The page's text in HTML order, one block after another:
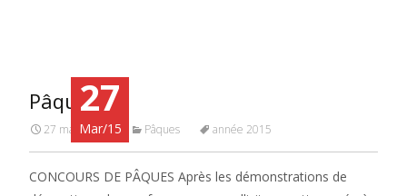
27
Mar/15
Pâques
27 mars 2015 Pâques année 2015
CONCOURS DE PÂQUES Après les démonstrations de